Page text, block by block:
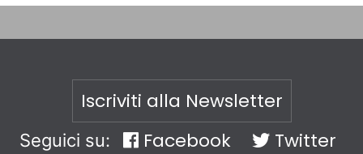
Iscriviti alla Newsletter
Seguici su: Facebook
Twitter